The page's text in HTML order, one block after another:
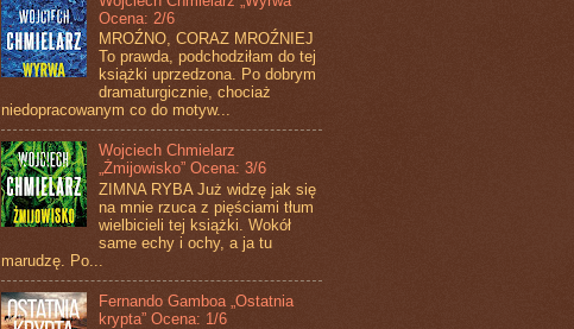
Ocena: 2/6
MROŹNO, CORAZ MROŹNIEJ
To prawda, podchodziłam do tej
książki uprzedzona. Po dobrym
dramaturgicznie, chociaż
niedopracowanym co do motyw...
Wojciech Chmielarz
„Żmijowisko” Ocena: 3/6
ZIMNA RYBA Już widzę jak się
na mnie rzuca z pięściami tłum
wielbicieli tej książki. Wokół
same echy i ochy, a ja tu
marudzę. Po...
Fernando Gamboa „Ostatnia
krypta” Ocena: 1/6